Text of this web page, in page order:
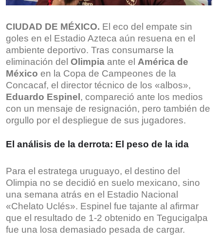
CIUDAD DE MÉXICO. El eco del empate sin
goles en el Estadio Azteca aún resuena en el
ambiente deportivo. Tras consumarse la
eliminación del Olimpia ante el América de
México en la Copa de Campeones de la
Concacaf, el director técnico de los «albos»,
Eduardo Espinel , compareció ante los medios
con un mensaje de resignación, pero también de
orgullo por el despliegue de sus jugadores.
El análisis de la derrota: El peso de la ida
Para el estratega uruguayo, el destino del
Olimpia no se decidió en suelo mexicano, sino
una semana atrás en el Estadio Nacional
«Chelato Uclés». Espinel fue tajante al afirmar
que el resultado de 1-2 obtenido en Tegucigalpa
fue una losa demasiado pesada de cargar.